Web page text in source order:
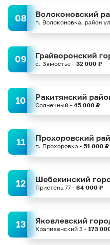
08 Волоконовский
п. Волоконовка, район
09 Грайворонский
с. Замостье -32 000 ₽
10 Ракитянский
Солнечный -45 000 ₽
11 Прохоровский
п. Прохоровка -51 000 ₽
12 Шебекинский
Пристень 77 -64 000 ₽
13 Яковлевский
Крапивенский 3 -173